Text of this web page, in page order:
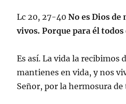
Lc 20, 27-40No es Dios de
vivos. Porque para él
Es así. La vida la recibimos
mantienes en vida, y nos
Señor, por la hermosura de